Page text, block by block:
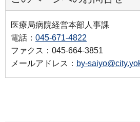
医療局病院経営本部人事課
電話： 045-671-4822
ファクス：045-664-3851
メールアドレス： by-